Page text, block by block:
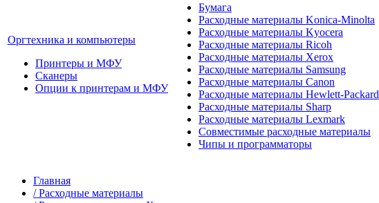
Оргтехника и компьютеры
Принтеры и МФУ
Сканеры
Опции к принтерам и МФУ
Бумага
Расходные материалы Konica-Minolta
Расходные материалы Kyocera
Расходные материалы Ricoh
Расходные материалы Xerox
Расходные материалы Samsung
Расходные материалы Canon
Расходные материалы Hewlett-Packard
Расходные материалы Sharp
Расходные материалы Lexmark
Совместимые расходные материалы
Чипы и программаторы
Главная
/ Расходные материалы